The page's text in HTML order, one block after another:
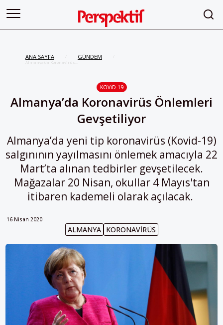
ANA SAYFA GÜNDEM
Almanya’da Koronavirüs
KOVID-19
Almanya’da Koronavirüs Önlemleri
Gevşetiliyor
Almanya’da yeni tip koronavirüs (Kovid-19)
salgınının yayılmasını önlemek amacıyla 22
Mart’ta alınan tedbirler gevşetilecek.
Mağazalar 20 Nisan, okullar 4 Mayıs'tan
itibaren kademeli olarak açılacak.
16 Nisan 2020
ALMANYA KORONAVIRÜS